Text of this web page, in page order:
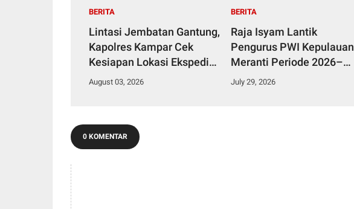
BERITA
Lintasi Jembatan Gantung,
Kapolres Kampar Cek
Kesiapan Lokasi Ekspedisi
Merah Putih Presisi
August 03, 2026
BERITA
Raja Isyam Lantik
Pengurus PWI Kepulauan
Meranti Periode 2026–
2029
July 29, 2026
0 KOMENTAR